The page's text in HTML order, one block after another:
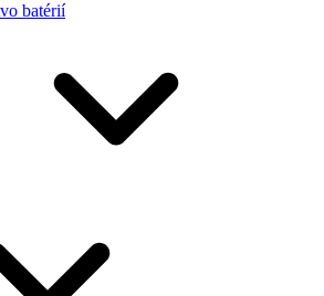
batérií